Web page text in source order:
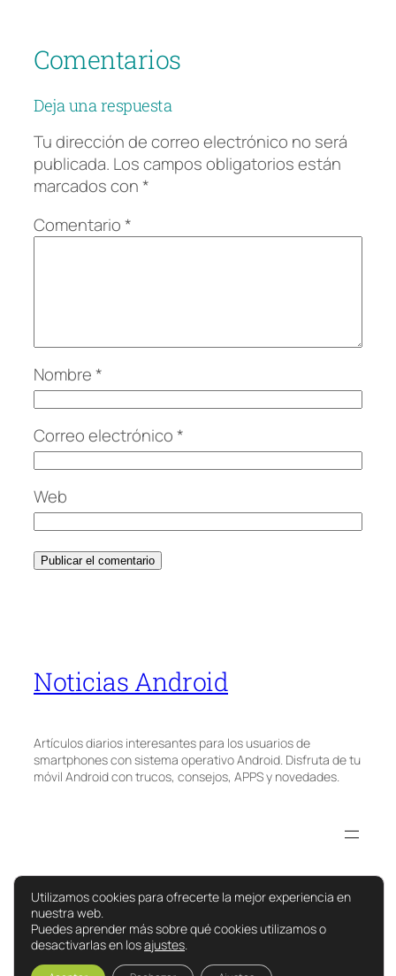
Comentarios
Deja una respuesta
Tu dirección de correo electrónico no será
publicada. Los campos obligatorios están
marcados con*
Comentario*
Nombre*
Correo electrónico*
Web
Noticias Android
Artículos diarios interesantes para los usuarios de
smartphones con sistema operativo Android. Disfruta de tu
móvil Android con trucos, consejos, APPS y novedades.
Utilizamos cookies para ofrecerte la mejor experiencia en
nuestra web.
Puedes aprender más sobre qué cookies utilizamos o
desactivarlas en losajustes.